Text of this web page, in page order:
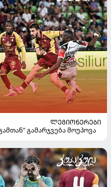
ᲚᲔᲒᲘᲝᲜᲔᲠᲔᲑᲘ
გამარჯვება მოუპოვა